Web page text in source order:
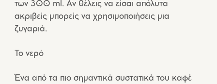
των 300 ml. Αν θέλεις να είσαι απόλυτα
ακριβείς μπορείς να χρησιμοποιήσεις μια
ζυγαριά.
Το νερό
Ένα από τα πιο σημαντικά συστατικά του καφέ